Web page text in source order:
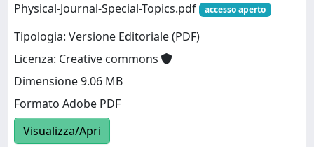
Physical-Journal-Special-Topics.pdf
accesso aperto
Tipologia: Versione Editoriale (PDF)
Licenza: Creative commons
Dimensione 9.06 MB
Formato Adobe PDF
Visualizza/Apri